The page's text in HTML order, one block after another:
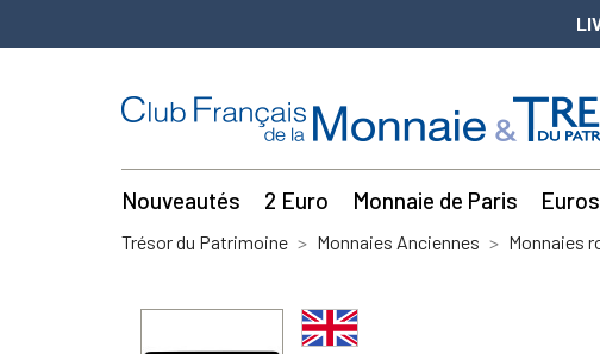
Nouveautés 2 Euro Monnaie de Paris Euros
Trésor du Patrimoine Monnaies Anciennes Monnaies